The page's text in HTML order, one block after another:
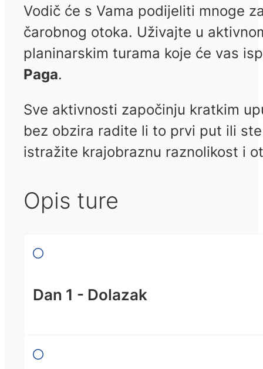
Vodič će s Vama podijeliti mnoge
čarobnog otoka. Uživajte u
planinarskim turama koje će vas
Paga.
Sve aktivnosti započinju kratkim
bez obzira radite li to prvi put ili
istražite krajobraznu raznolikost i
Opis ture
Dan 1 - Dolazak